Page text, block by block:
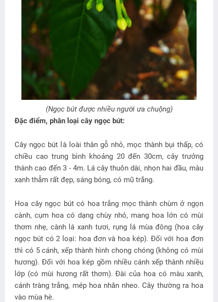
(Ngọc bút được nhiều người ưa chuộng)
Đặc điểm, phân loại cây ngọc bút:
Cây ngọc bút là loài thân gỗ nhỏ, mọc thành bụi thấp, có
chiều cao trung bình khoảng 20 đến 30cm, cây trưởng
thành cao đến 3 - 4m. Lá cây thuôn dài, nhọn hai đầu, màu
xanh thẫm rất đẹp, sáng bóng, có mũ trắng.
Hoa cây ngọc bút có hoa trắng mọc thành chùm ở ngọn
cành, cụm hoa có dạng chùy nhỏ, mang hoa lớn có mùi
thơm nhẹ, cành lá xanh tươi, rụng lá mùa đông (hoa cây
ngọc bút có 2 loại: hoa đơn và hoa kép). Đối với hoa đơn
thì có 5 cánh, xếp thành hình chong chóng (không có mùi
hương). Đối với hoa kép gồm nhiều cánh xếp thành nhiều
lớp (có mùi hương rất thơm). Đài của hoa có màu xanh,
cánh tràng trắng, mép hoa nhăn nheo. Cây thường ra hoa
vào mùa hè.